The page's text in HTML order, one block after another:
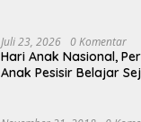
Juli 23, 2026 0 Komentar
Hari Anak Nasional,
Anak Pesisir Belajar